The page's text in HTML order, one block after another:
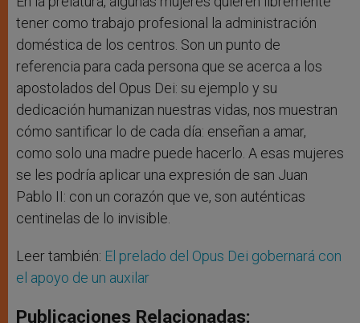
tener como trabajo profesional la administración
doméstica de los centros. Son un punto de
referencia para cada persona que se acerca a los
apostolados del Opus Dei: su ejemplo y su
dedicación humanizan nuestras vidas, nos muestran
cómo santificar lo de cada día: enseñan a amar,
como solo una madre puede hacerlo. A esas mujeres
se les podría aplicar una expresión de san Juan
Pablo II: con un corazón que ve, son auténticas
centinelas de lo invisible.
Leer también: El prelado del Opus Dei gobernará con
el apoyo de un auxilar
Publicaciones Relacionadas: